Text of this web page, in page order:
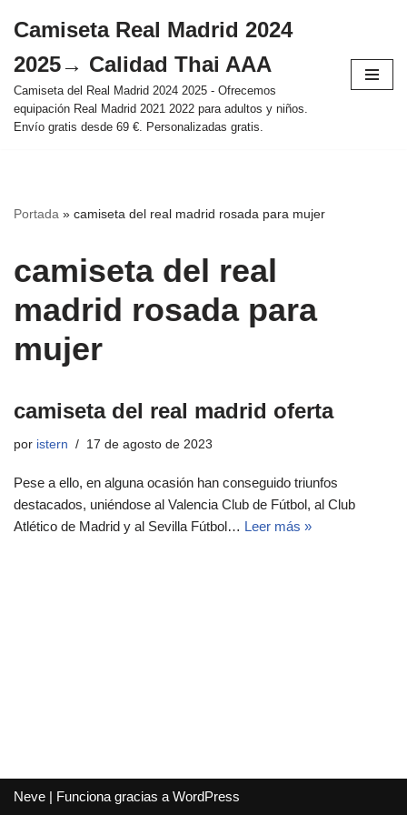
al
contenido
Camiseta Real Madrid 2024
2025→ Calidad Thai AAA
Camiseta del Real Madrid 2024 2025 - Ofrecemos
equipación Real Madrid 2021 2022 para adultos y niños.
Envío gratis desde 69 €. Personalizadas gratis.
Portada » camiseta del real madrid rosada para mujer
camiseta del real
madrid rosada para
mujer
camiseta del real madrid oferta
por istern 17 de agosto de 2023
Pese a ello, en alguna ocasión han conseguido triunfos
destacados, uniéndose al Valencia Club de Fútbol, al Club
Atlético de Madrid y al Sevilla Fútbol… Leer más »
Neve | Funciona gracias a WordPress